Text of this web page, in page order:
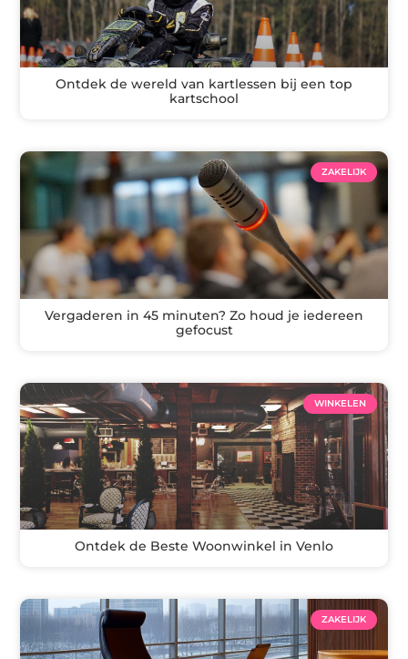
Ontdek de wereld van kartlessen bij een top
kartschool
ZAKELIJK
Vergaderen in 45 minuten? Zo houd je iedereen
gefocust
WINKELEN
Ontdek de Beste Woonwinkel in Venlo
ZAKELIJK